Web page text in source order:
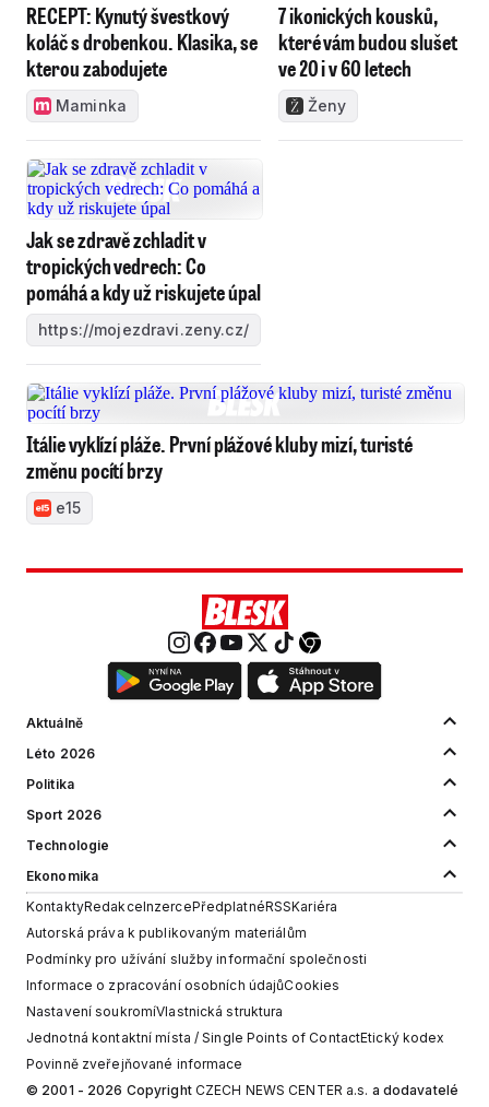
RECEPT: Kynutý švestkový
koláč s drobenkou. Klasika, se
kterou zabodujete
Maminka
7 ikonických kousků,
které vám budou slušet
ve 20 i v 60 letech
Ženy
Jak se zdravě zchladit v
tropických vedrech: Co
pomáhá a kdy už riskujete úpal
https://mojezdravi.zeny.cz/
Itálie vyklízí pláže. První plážové kluby mizí, turisté
změnu pocítí brzy
e15
Aktuálně
Léto 2026
Politika
Sport 2026
Technologie
Ekonomika
KontaktyRedakceInzercePředplatnéRSSKariéra
Autorská práva k publikovaným materiálům
Podmínky pro užívání služby informační společnosti
Informace o zpracování osobních údajůCookies
Nastavení soukromíVlastnická struktura
Jednotná kontaktní místa / Single Points of ContactEtický kodex
Povinně zveřejňované informace
© 2001 - 2026 Copyright CZECH NEWS CENTER a.s. a dodavatelé